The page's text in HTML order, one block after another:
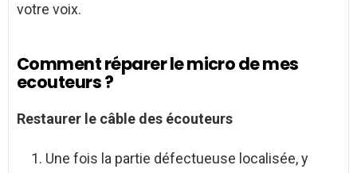
votre voix.
Comment réparer le micro de mes
ecouteurs ?
Restaurer le câble des écouteurs
Une fois la partie défectueuse localisée, y